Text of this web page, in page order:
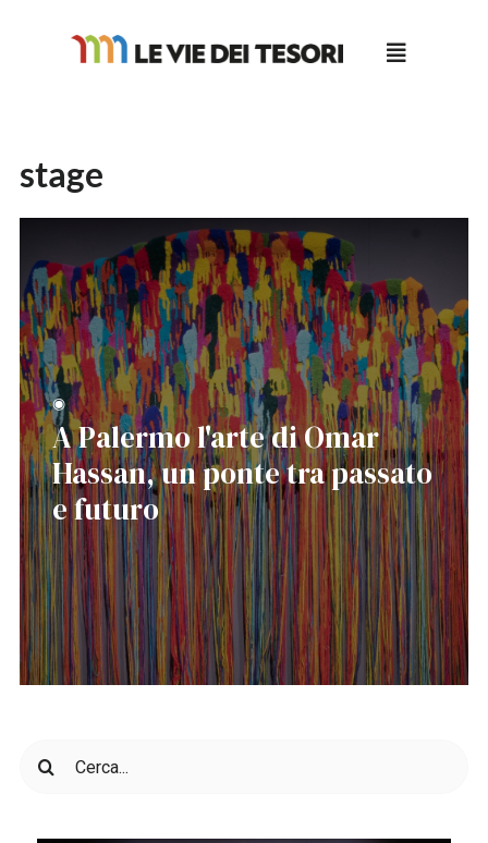
stage
◉
A Palermo l'arte di Omar
Hassan, un ponte tra passato
e futuro
per: